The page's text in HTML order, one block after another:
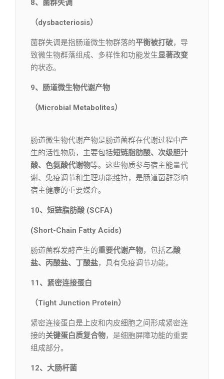
8、菌群失调
（dysbacteriosis）
菌群失调是指肠道微生物群落的平衡被打破，导
致微生物群落组成、多样性和功能发生显著改变
的状态。
9、肠道微生物代谢产物
（Microbial Metabolites）
肠道微生物代谢产物是肠道菌群在代谢过程中产
生的活性物质，主要包括短链脂肪酸、次级胆汁
酸、色氨酸代谢物等。这些物质参与宿主能量代
谢、免疫调节和生理功能维持，是肠道菌群影响
宿主健康的重要媒介。
10、短链脂肪酸 (SCFA)
(Short-Chain Fatty Acids)
肠道菌群发酵产生的重要代谢产物，包括乙酸
盐、丙酸盐、丁酸盐，具有免疫调节功能。
11、紧密连接蛋白
（Tight Junction Protein）
紧密连接蛋白是上皮和内皮细胞之间形成紧密连
接的关键蛋白质复合物，是细胞屏障功能的重要
组成部分。
12、大肠杆菌